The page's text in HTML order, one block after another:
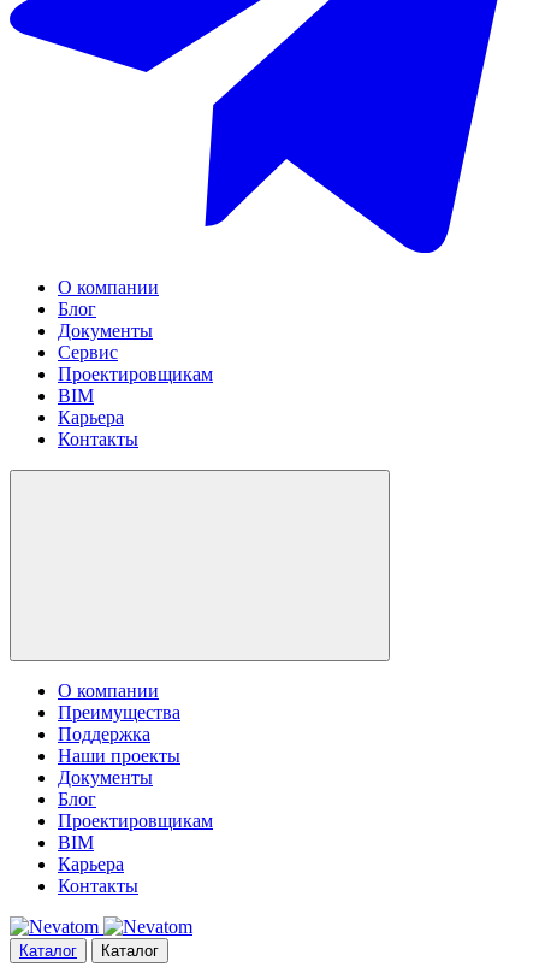
О компании
Блог
Документы
Сервис
Проектировщикам
BIM
Карьера
Контакты
О компании
Преимущества
Поддержка
Наши проекты
Документы
Блог
Проектировщикам
BIM
Карьера
Контакты
Каталог Каталог